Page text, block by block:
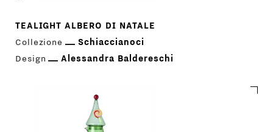
TEALIGHT ALBERO DI NATALE
Collezione
Schiaccianoci
Design
Alessandra Baldereschi